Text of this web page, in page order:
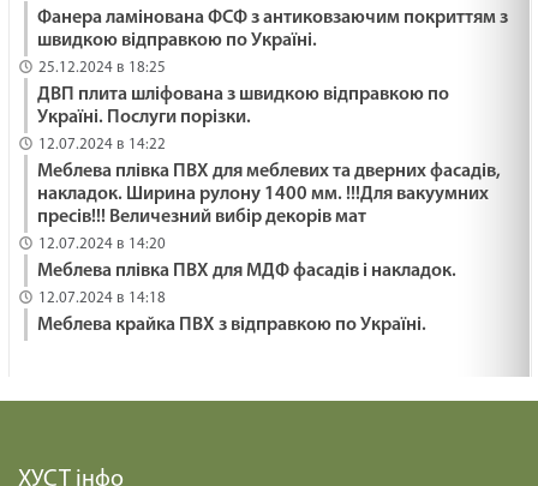
Фанера ламінована ФСФ з антиковзаючим покриттям з
швидкою відправкою по Україні.
25.12.2024 в 18:25
ДВП плита шліфована з швидкою відправкою по
Україні. Послуги порізки.
12.07.2024 в 14:22
Меблева плівка ПВХ для меблевих та дверних фасадів,
накладок. Ширина рулону 1400 мм. !!!Для вакуумних
пресів!!! Величезний вибір декорів мат
12.07.2024 в 14:20
Меблева плівка ПВХ для МДФ фасадів і накладок.
12.07.2024 в 14:18
Меблева крайка ПВХ з відправкою по Україні.
ХУСТ інфо